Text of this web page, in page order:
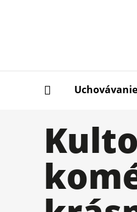
Uchovávanie